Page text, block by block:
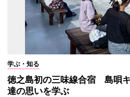
学ぶ・知る
徳之島初の三味線合宿 島唄
達の思いを学ぶ